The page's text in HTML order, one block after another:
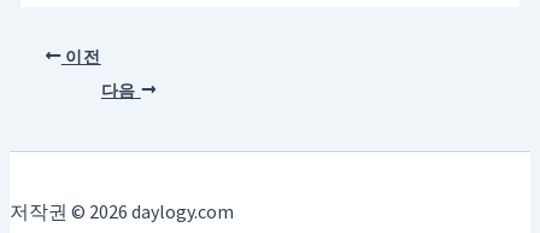
이전
다음
저작권 © 2026 daylogy.com